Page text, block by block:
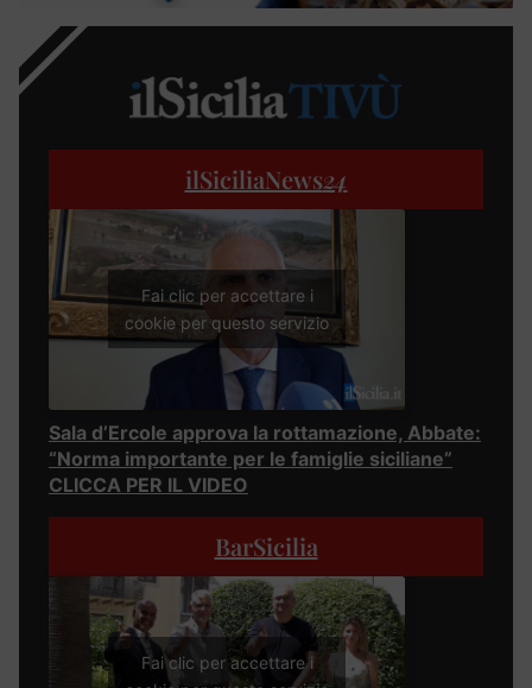
ilSiciliaNews24
Fai clic per accettare i
cookie per questo servizio
Sala d’Ercole approva la rottamazione, Abbate:
“Norma importante per le famiglie siciliane”
CLICCA PER IL VIDEO
BarSicilia
Fai clic per accettare i